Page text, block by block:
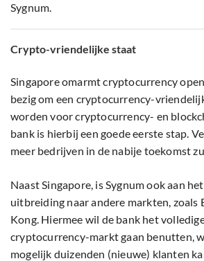
Sygnum.
Crypto-vriendelijke staat
Singapore omarmt cryptocurrency
bezig om een cryptocurrency-
worden voor cryptocurrency- en
bank is hierbij een goede eerste stap.
meer bedrijven in de nabije toekomst
Naast Singapore, is Sygnum ook aan
uitbreiding naar andere markten, zoals
Kong. Hiermee wil de bank het
cryptocurrency-markt gaan benutten,
mogelijk duizenden (nieuwe) klanten